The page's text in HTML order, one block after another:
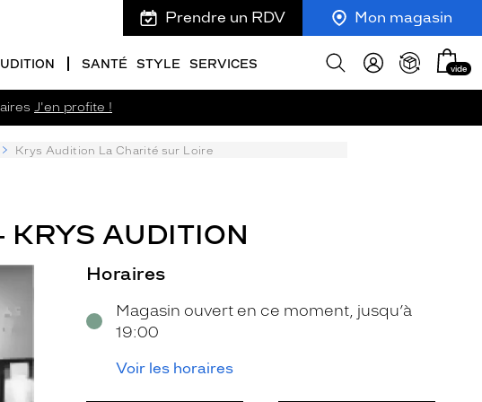
Prendre un RDV Mon magasin
SANTÉ STYLE SERVICES
Afficher
Mon
panier
vide
J'en profite !
Krys Audition La Charité sur Loire
KRYS AUDITION
Horaires
Magasin ouvert en ce moment, jusqu’à
19:00
Voir les horaires